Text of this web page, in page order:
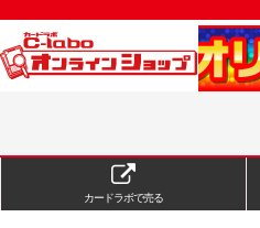
カードラボで売る